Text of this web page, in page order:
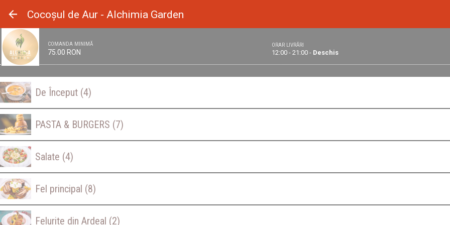
Cocoșul de Aur - Alchimia Garden
COMANDA MINIMĂ
75.00 RON
ORAR LIVRĂRI
12:00 - 21:00 - Deschis
De Început (4)
PASTA & BURGERS (7)
Salate (4)
Fel principal (8)
Felurite din Ardeal (2)